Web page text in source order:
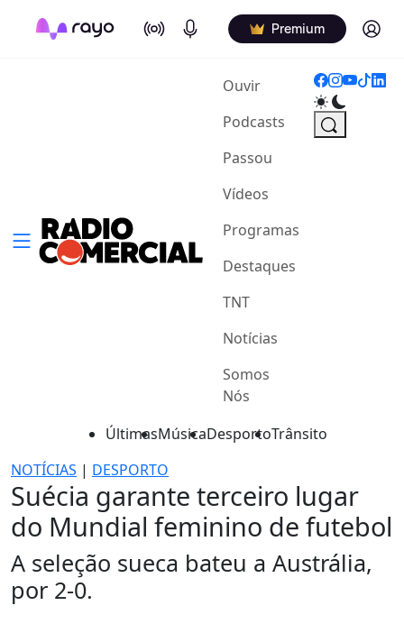
On Air Podcasts Premium Log in
Ouvir(current)
Podcasts
Passou
Vídeos
Programas
Destaques
TNT
Notícias
Somos
Nós
ÚltimasMúsicaDesportoTrânsito
NOTÍCIAS | DESPORTO
Suécia garante terceiro lugar
do Mundial feminino de futebol
A seleção sueca bateu a Austrália,
por 2-0.